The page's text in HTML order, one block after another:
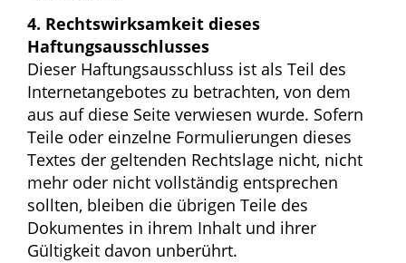
4. Rechtswirksamkeit dieses
Haftungsausschlusses
Dieser Haftungsausschluss ist als Teil des
Internetangebotes zu betrachten, von dem
aus auf diese Seite verwiesen wurde. Sofern
Teile oder einzelne Formulierungen dieses
Textes der geltenden Rechtslage nicht, nicht
mehr oder nicht vollständig entsprechen
sollten, bleiben die übrigen Teile des
Dokumentes in ihrem Inhalt und ihrer
Gültigkeit davon unberührt.